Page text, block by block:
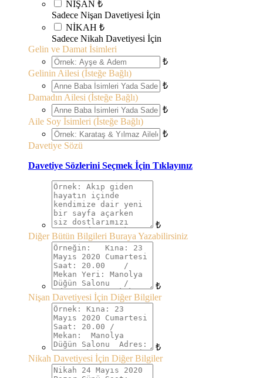
NİŞAN ₺
Sadece Nişan Davetiyesi İçin
NİKAH ₺
Sadece Nikah Davetiyesi İçin
Gelin ve Damat İsimleri
₺
Gelinin Ailesi (İsteğe Bağlı)
₺
Damadın Ailesi (İsteğe Bağlı)
₺
Aile Soy İsimleri (İsteğe Bağlı)
₺
Davetiye Sözü
Davetiye Sözlerini Seçmek İçin Tıklayınız
₺
Diğer Bütün Bilgileri Buraya Yazabilirsiniz
₺
Nişan Davetiyesi İçin Diğer Bilgiler
₺
Nikah Davetiyesi İçin Diğer Bilgiler